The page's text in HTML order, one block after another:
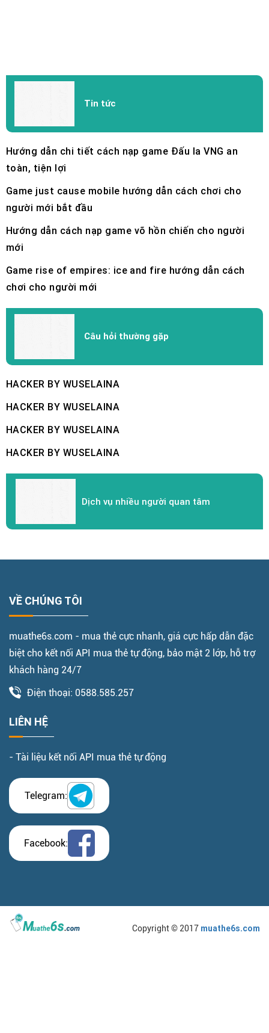
Tin tức
Hướng dẫn chi tiết cách nạp game Đấu la VNG an
toàn, tiện lợi
Game just cause mobile hướng dẫn cách chơi cho
người mới bắt đầu
Hướng dẫn cách nạp game võ hồn chiến cho người
mới
Game rise of empires: ice and fire hướng dẫn cách
chơi cho người mới
Câu hỏi thường gặp
HACKER BY WUSELAINA
HACKER BY WUSELAINA
HACKER BY WUSELAINA
HACKER BY WUSELAINA
Dịch vụ nhiều người quan tâm
VỀ CHÚNG TÔI
muathe6s.com - mua thẻ cực nhanh, giá cực hấp dẫn đặc
biệt cho kết nối API mua thẻ tự động, bảo mật 2 lớp, hỗ trợ
khách hàng 24/7
Điện thoại: 0588.585.257
LIÊN HỆ
- Tài liệu kết nối API mua thẻ tự động
Telegram:
Facebook:
Copyright © 2017 muathe6s.com